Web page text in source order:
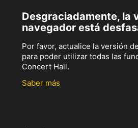
Desgraciadamente, la
navegador está
Por favor, actualice la versión
para poder utilizar todas las
Concert Hall.
Saber más